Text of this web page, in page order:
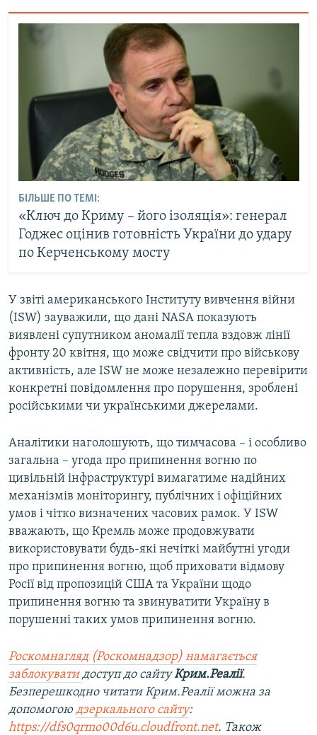
БІЛЬШЕ ПО ТЕМІ:
«Ключ до Криму – його ізоляція»: генерал
Годжес оцінив готовність України до удару
по Керченському мосту
У звіті американського Інституту вивчення війни
(ISW) зауважили, що дані NASА показують
виявлені супутником аномалії тепла вздовж лінії
фронту 20 квітня, що може свідчити про військову
активність, але ISW не може незалежно перевірити
конкретні повідомлення про порушення, зроблені
російськими чи українськими джерелами.
Аналітики наголошують, що тимчасова – і особливо
загальна – угода про припинення вогню по
цивільній інфраструктурі вимагатиме надійних
механізмів моніторингу, публічних і офіційних
умов і чітко визначених часових рамок. У ISW
вважають, що Кремль може продовжувати
використовувати будь-які нечіткі майбутні угоди
про припинення вогню, щоб приховати відмову
Росії від пропозицій США та України щодо
припинення вогню та звинуватити Україну в
порушенні таких умов припинення вогню.
Роскомнагляд (Роскомнадзор) намагається
заблокувати доступ до сайтуКрим.Реалії.
Безперешкодно читати Крим.Реалії можна за
допомогою дзеркального сайту:
https://dfs0qrmo00d6u.cloudfront.net. Також